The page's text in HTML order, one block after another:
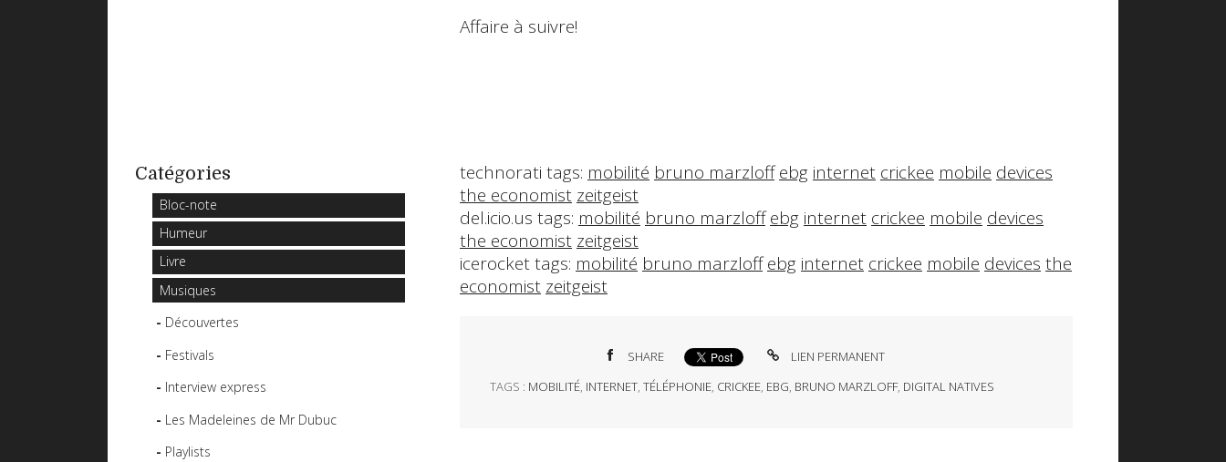
Catégories
Bloc-note
Humeur
Livre
Musiques
Découvertes
Festivals
Interview express
Les Madeleines de Mr Dubuc
Playlists
Affaire à suivre!
technorati tags: mobilité bruno marzloff ebg internet crickee mobile devices
the economist zeitgeist
del.icio.us tags: mobilité bruno marzloff ebg internet crickee mobile devices
the economist zeitgeist
icerocket tags: mobilité bruno marzloff ebg internet crickee mobile devices the
economist zeitgeist
SHARE
LIEN PERMANENT
TAGS : MOBILITÉ, INTERNET, TÉLÉPHONIE, CRICKEE, EBG, BRUNO MARZLOFF, DIGITAL NATIVES